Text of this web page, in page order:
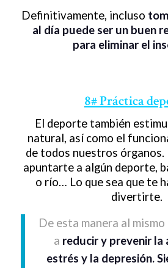
Definitivamente, incluso
al día puede ser un buen
para eliminar el
8# Práctica
El deporte también
natural, así como el
de todos nuestros órganos.
apuntarte a algún deporte,
o río… Lo que sea que te
divertirte.
De esta manera al
a reducir y prevenir la
estrés y la depresión.